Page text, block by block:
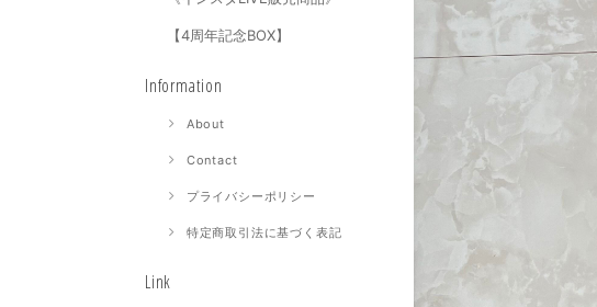
【4周年記念BOX】
Information
About
Contact
プライバシーポリシー
特定商取引法に基づく表記
Link